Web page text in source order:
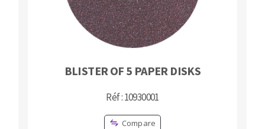
BLISTER OF 5 PAPER DISKS
Réf : 10930001
Compare